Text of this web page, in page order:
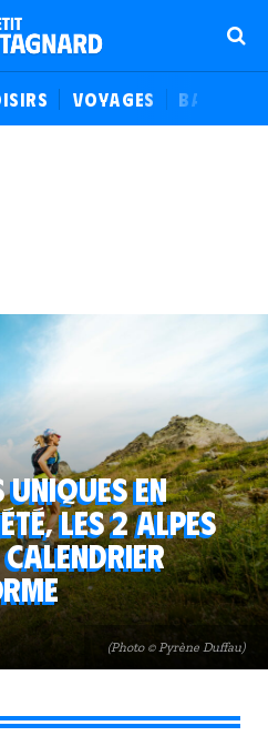
VOYAGES BALADES
(Photo © Pyrène Duffau)
en
Les 2 Alpes